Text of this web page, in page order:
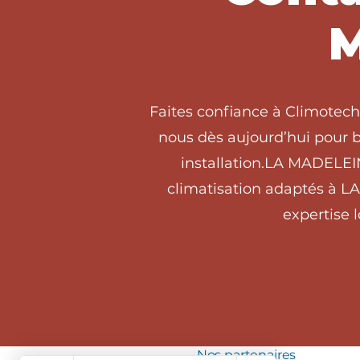
Faites confiance à
nous dès aujourd’hui
installation.LA
climatisation adaptés à
expertise
Nos partenaires